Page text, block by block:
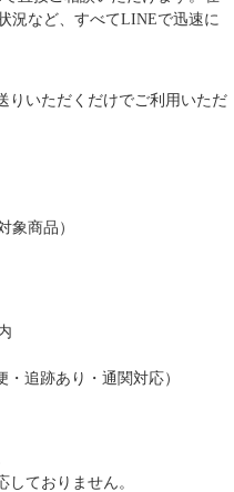
況など、すべてLINEで迅速に
りいただくだけでご利用いただ
象商品）
・追跡あり・通関対応）
ておりません。